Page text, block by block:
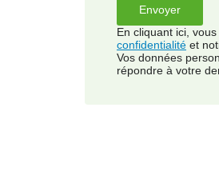
En cliquant ici,
confidentialité et
Vos données
répondre à votre